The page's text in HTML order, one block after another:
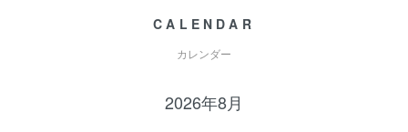
CALENDAR
カレンダー
2026年8月